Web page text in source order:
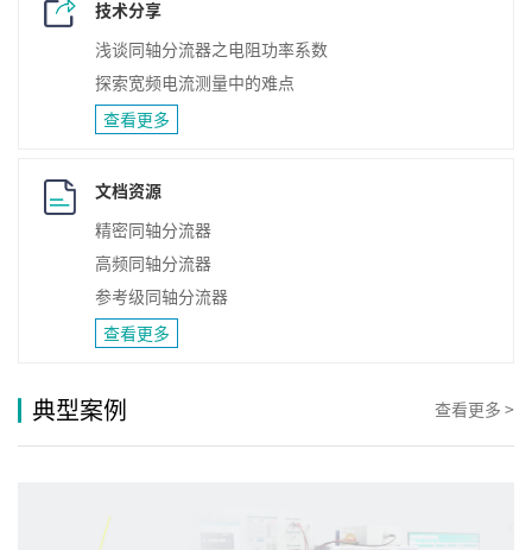
技术分享
浅谈同轴分流器之电阻功率系数
探索宽频电流测量中的难点
查看更多
文档资源
精密同轴分流器
高频同轴分流器
参考级同轴分流器
查看更多
典型案例 查看更多 >